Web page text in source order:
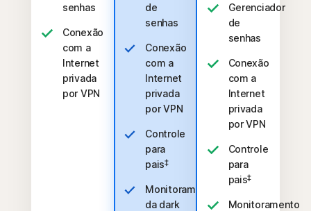
senhas
Conexão
com a
Internet
privada
por VPN
de
senhas
Conexão
com a
Internet
privada
por VPN
Controle
para
pais‡
Monitoramento
da dark
Gerenciador
de
senhas
Conexão
com a
Internet
privada
por VPN
Controle
para
pais‡
Monitoramento